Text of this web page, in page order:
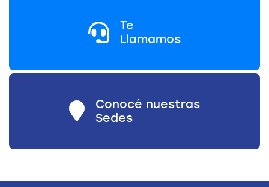
Te
Llamamos
Conocé nuestras
Sedes